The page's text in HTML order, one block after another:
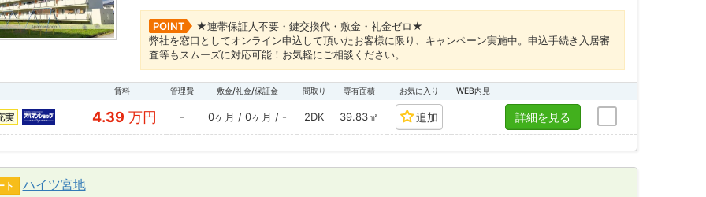
POINT
★連帯保証人不要・鍵交換代・敷金・礼金ゼロ★
弊社を窓口としてオンライン申込して頂いたお客様に限り、キャンペーン実施中。申込手続き入居審
査等もスムーズに対応可能！お気軽にご相談ください。
賃料 管理費 敷金/礼金/保証金 間取り 専有面積 お気に入り WEB内見
実 4.39 万円 - 0ヶ月 / 0ヶ月 / - 2DK 39.83㎡ 追加 詳細を見る
ト ハイツ宮地